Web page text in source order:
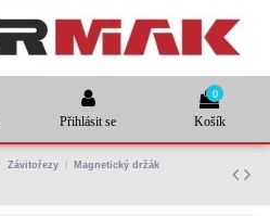
Přihlásit se
0
Košík
Závitořezy
Magnetický držák